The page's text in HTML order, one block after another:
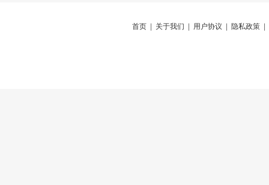
首页 关于我们 用户协议 隐私政策